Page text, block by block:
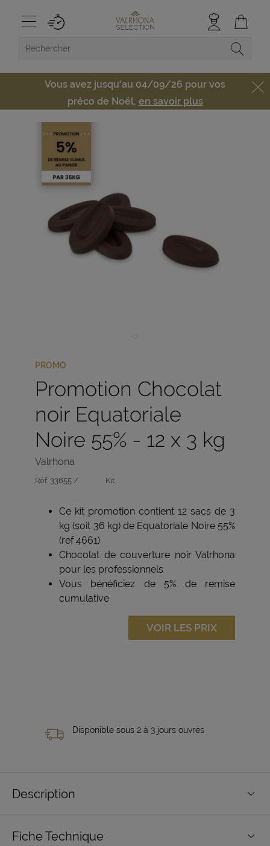
Vous avez jusqu'au 04/09/26 pour vos
préco de Noël, en savoir plus
PROMO
Promotion Chocolat
noir Equatoriale
Noire 55% - 12 x 3 kg
Valrhona
Réf: 33855 / Kit
Ce kit promotion contient 12 sacs de 3
kg (soit 36 kg) de Equatoriale Noire 55%
(ref 4661)
Chocolat de couverture noir Valrhona
pour les professionnels
Vous bénéficiez de 5% de remise
cumulative
VOIR LES PRIX
Disponible sous 2 à 3 jours ouvrés
Description
Fiche Technique